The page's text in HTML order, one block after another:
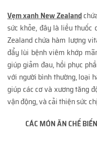
Vẹm xanh New Zealand
sức khỏe, đây là liều thuốc
Zealand chứa hàm lượng
đẩy lùi bệnh viêm khớp
giúp giảm đau, hồi phục
với người bình thường, loại
giúp các cơ và xương tăng
vận động, và cải thiện sức
CÁC MÓN ĂN CHẾ